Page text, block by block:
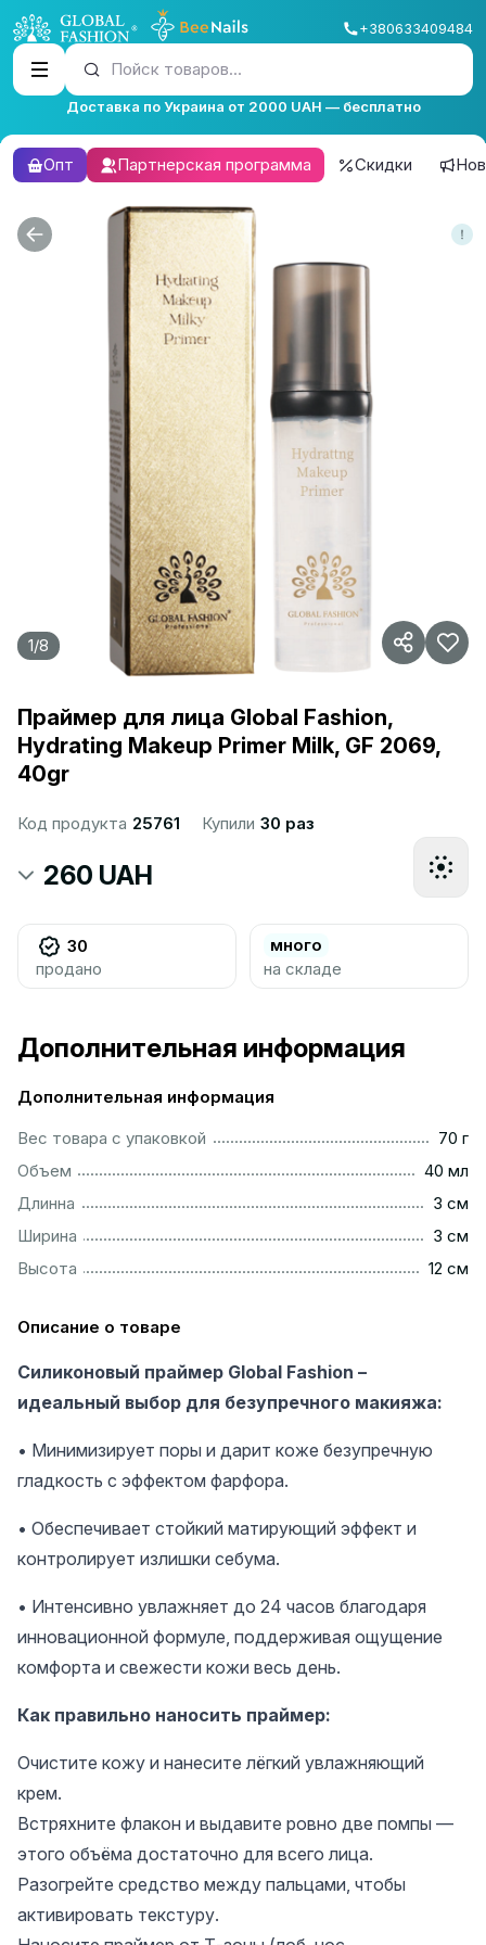
+380633409484
Пойск товаров...
Доставка по Украина от 2000 UAH — бесплатно
Опт Партнерская программа Скидки
1/8
Праймер для лица Global Fashion,
Hydrating Makeup Primer Milk, GF 2069,
40gr
Код продукта 25761 Купили 30 раз
260 UAH
30
продано
много
на складе
Дополнительная информация
Дополнительная информация
Вес товара с упаковкой
70 г
Объем
40 мл
Длинна
3 см
Ширина
3 см
Высота
12 см
Описание о товаре
Силиконовый праймер Global Fashion –
идеальный выбор для безупречного макияжа:
• Минимизирует поры и дарит коже безупречную
гладкость с эффектом фарфора.
• Обеспечивает стойкий матирующий эффект и
контролирует излишки себума.
• Интенсивно увлажняет до 24 часов благодаря
инновационной формуле, поддерживая ощущение
комфорта и свежести кожи весь день.
Как правильно наносить праймер:
Очистите кожу и нанесите лёгкий увлажняющий
крем.
Встряхните флакон и выдавите ровно две помпы —
этого объёма достаточно для всего лица.
Разогрейте средство между пальцами, чтобы
активировать текстуру.